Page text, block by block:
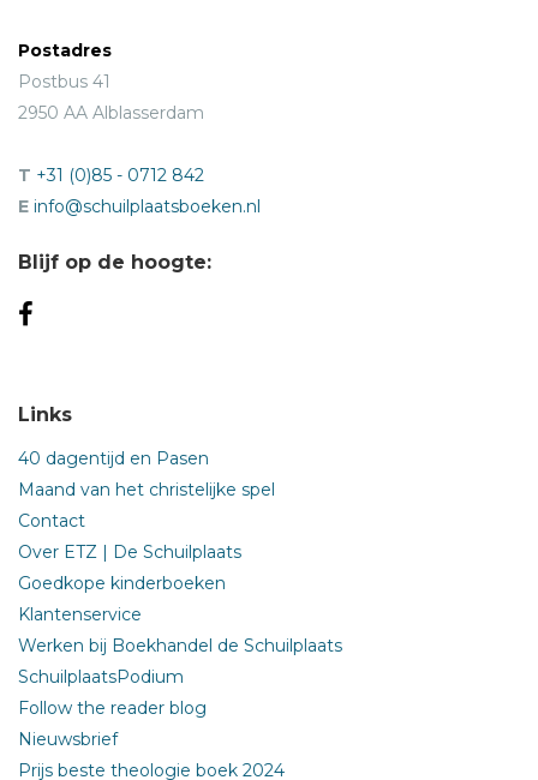
Postadres
Postbus 41
2950 AA Alblasserdam
T +31 (0)85 - 0712 842
E info@schuilplaatsboeken.nl
Blijf op de hoogte:
Links
40 dagentijd en Pasen
Maand van het christelijke spel
Contact
Over ETZ | De Schuilplaats
Goedkope kinderboeken
Klantenservice
Werken bij Boekhandel de Schuilplaats
SchuilplaatsPodium
Follow the reader blog
Nieuwsbrief
Prijs beste theologie boek 2024